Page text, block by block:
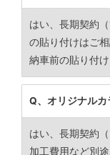
はい、長期契約
の貼り付けはご相
納車前の貼り付
Q、オリジナルカ
はい、長期契約
加工費用など別